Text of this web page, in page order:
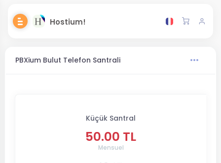
Hostium!
PBXium Bulut Telefon Santrali
Küçük Santral
50.00 TL
Mensuel